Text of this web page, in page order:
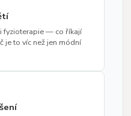
fyzioterapie — co říkají
je to víc než jen módní